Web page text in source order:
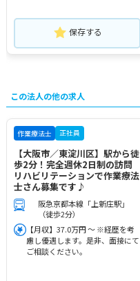
保存する
この法人の他の求人
作業療法士 正社員
【大阪市／東淀川区】駅から徒
歩2分！完全週休2日制の訪問
リハビリテーションで作業療法
士さん募集です♪
阪急京都本線「上新庄駅」
（徒歩2分）
【月収】37.0万円 ～ ※経歴を考
慮し優遇します。是非、面接にて
ご相談ください。